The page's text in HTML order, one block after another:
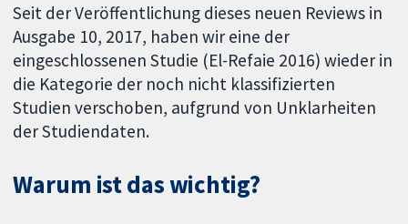
Seit der Veröffentlichung dieses neuen Reviews in
Ausgabe 10, 2017, haben wir eine der
eingeschlossenen Studie (El-Refaie 2016) wieder in
die Kategorie der noch nicht klassifizierten
Studien verschoben, aufgrund von Unklarheiten
der Studiendaten.
Warum ist das wichtig?